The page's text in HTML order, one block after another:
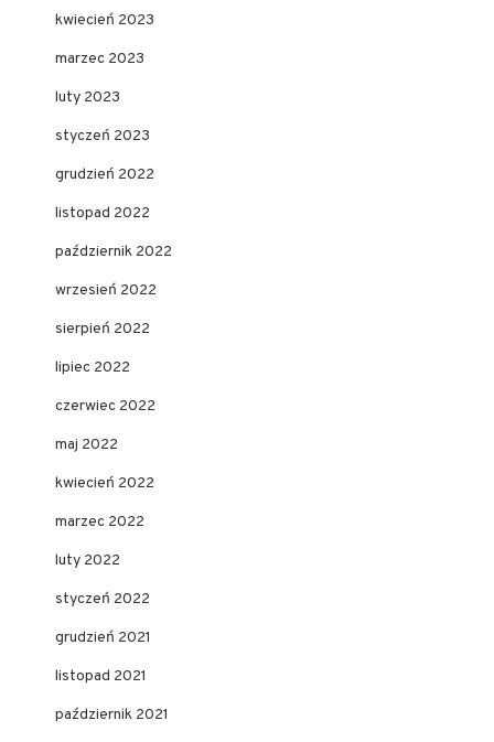
kwiecień 2023
marzec 2023
luty 2023
styczeń 2023
grudzień 2022
listopad 2022
październik 2022
wrzesień 2022
sierpień 2022
lipiec 2022
czerwiec 2022
maj 2022
kwiecień 2022
marzec 2022
luty 2022
styczeń 2022
grudzień 2021
listopad 2021
październik 2021